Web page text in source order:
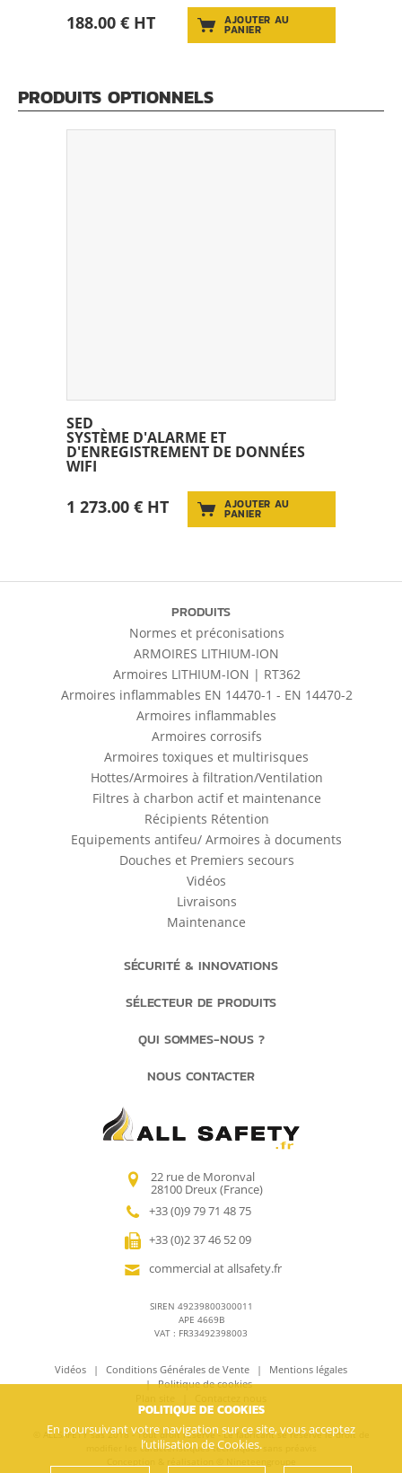
188.00 € HT AJOUTER AU
PANIER
PRODUITS OPTIONNELS
SED
SYSTÈME D'ALARME ET
D'ENREGISTREMENT DE DONNÉES
WIFI
1 273.00 € HT AJOUTER AU
PANIER
PRODUITS
Normes et préconisations
ARMOIRES LITHIUM-ION
Armoires LITHIUM-ION | RT362
Armoires inflammables EN 14470-1 - EN 14470-2
Armoires inflammables
Armoires corrosifs
Armoires toxiques et multirisques
Hottes/Armoires à filtration/Ventilation
Filtres à charbon actif et maintenance
Récipients Rétention
Equipements antifeu/ Armoires à documents
Douches et Premiers secours
Vidéos
Livraisons
Maintenance
SÉCURITÉ & INNOVATIONS
SÉLECTEUR DE PRODUITS
QUI SOMMES-NOUS ?
NOUS CONTACTER
22 rue de Moronval
28100 Dreux (France)
+33 (0)9 79 71 48 75
+33 (0)2 37 46 52 09
commercial at allsafety.fr
SIREN 49239800300011
APE 4669B
VAT : FR33492398003
Vidéos Conditions Générales de Vente
Mentions légales
Politique de cookies
© ALLSAFETY sas 2018 - Tout droit réservé - Le fabricant se réserve le droit de
modifier les caractéristiques techniques sans préavis
POLITIQUE DE COOKIES
En poursuivant votre navigation sur ce site, vous acceptez
l’utilisation de Cookies.